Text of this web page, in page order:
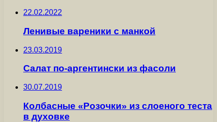
22.02.2022
Ленивые вареники с манкой
23.03.2019
Салат по-аргентински из фасоли
30.07.2019
Колбасные «Розочки» из слоеного теста
в духовке